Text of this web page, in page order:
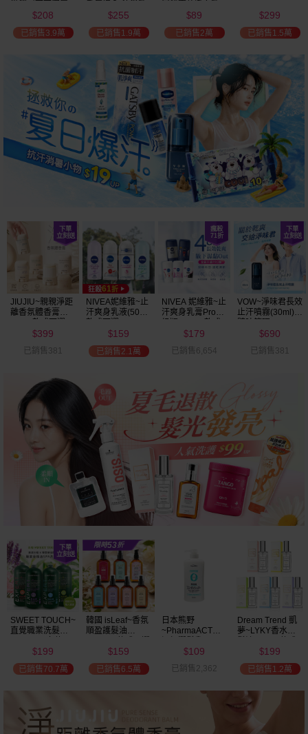
／密集保濕／淨
白透亮 乳液
(725ml) 款式可選
$208
已銷售3.9萬
300ml+乳液
300ml+護手霜
80g) 款式可選
$255
已銷售1.9萬
液(550ml) 款式可
選
$89
已銷售2萬
$299
已銷售1.5萬
JIUJIU~親親淨距
離香氛體香膏
$399
已銷售381
NIVEA妮維雅~止
汗爽身乳液(50ml)
$159
已銷售2.1萬
NIVEA 妮維雅~止
汗爽身乳膏Pro升
$179
已銷售6,654
VOW~淨味君長效
止汗噴霧(30ml)
$690
已銷售381
SWEET TOUCH~
直覺職業洗髮精
選 全新包裝
$199
已銷售70.7萬
韓國 isLeaf~香氛
順盈護髮油
$159
已銷售6.5萬
日本熊野
~PharmaACT無
(600ml)
$109
已銷售2,362
Dream Trend 凱
夢~LYKY香水護
$199
已銷售1.2萬